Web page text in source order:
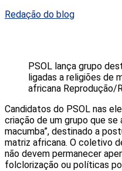
Redação do blog
PSOL lança grupo
ligadas a religiões de
africana Reprodução/
Candidatos do PSOL nas
criação de um grupo que se
macumba”, destinado a
matriz africana. O coletivo
não devem permanecer
folclorização ou políticas